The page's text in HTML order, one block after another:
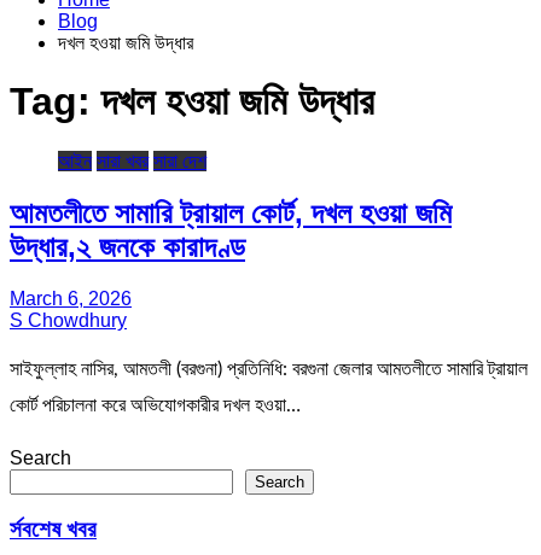
Blog
দখল হওয়া জমি উদ্ধার
Tag:দখল হওয়া জমি উদ্ধার
আইন সারা খবর সারা দেশ
আমতলীতে সামারি ট্রায়াল কোর্ট, দখল হওয়া জমি
উদ্ধার,২ জনকে কারাদণ্ড
March 6, 2026
S Chowdhury
সাইফুল্লাহ নাসির, আমতলী (বরগুনা) প্রতিনিধি: বরগুনা জেলার আমতলীতে সামারি ট্রায়াল
কোর্ট পরিচালনা করে অভিযোগকারীর দখল হওয়া…
Search
Search
র্সবশেষ খবর